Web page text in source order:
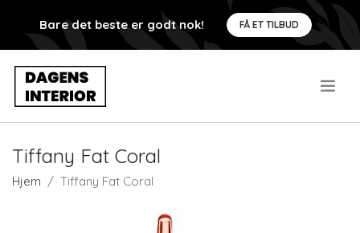
Bare det beste er godt nok! FÅ ET TILBUD
Tiffany Fat Coral
Hjem Tiffany Fat Coral